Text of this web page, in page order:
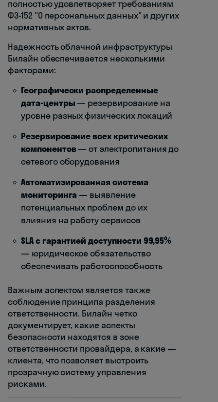
полностью удовлетворяет требованиям
ФЗ-152 "О персональных данных" и других
нормативных актов.
Надежность облачной инфраструктуры
Билайн обеспечивается несколькими
факторами:
Географически распределенные
дата-центры — резервирование на
уровне разных физических локаций
Резервирование всех критических
компонентов— от электропитания до
сетевого оборудования
Автоматизированная система
мониторинга — выявление
потенциальных проблем до их
влияния на работу сервисов
SLA с гарантией доступности 99,95%
— юридическое обязательство
обеспечивать работоспособность
Важным аспектом является также
соблюдение принципа разделения
ответственности. Билайн четко
документирует, какие аспекты
безопасности находятся в зоне
ответственности провайдера, а какие —
клиента, что позволяет выстроить
прозрачную систему управления
рисками.